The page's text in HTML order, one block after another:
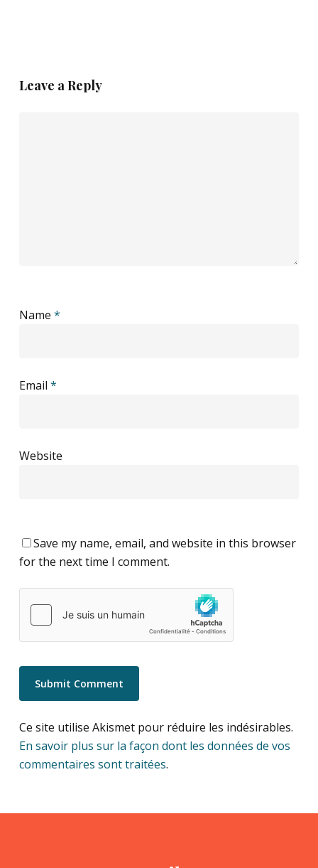
Leave a Reply
Name *
Email *
Website
Save my name, email, and website in this browser
for the next time I comment.
Ce site utilise Akismet pour réduire les indésirables.
En savoir plus sur la façon dont les données de vos
commentaires sont traitées.